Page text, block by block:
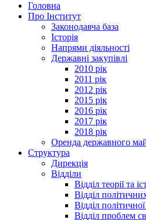
Головна
Про Інститут
Законодавча база
Історія
Напрями діяльності
Державні закупівлі
2010 рік
2011 рік
2012 рік
2015 рік
2016 рік
2017 рік
2018 рік
Оренда державного
Структура
Дирекція
Відділи
Відділ теорії та
Відділ
Відділ
Відділ проблем